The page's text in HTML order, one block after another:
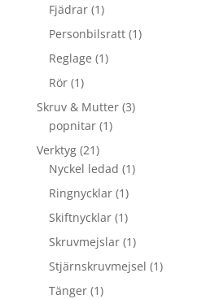
Fjädrar (1)
Personbilsratt (1)
Reglage (1)
Rör (1)
Skruv & Mutter (3)
popnitar (1)
Verktyg (21)
Nyckel ledad (1)
Ringnycklar (1)
Skiftnycklar (1)
Skruvmejslar (1)
Stjärnskruvmejsel (1)
Tänger (1)